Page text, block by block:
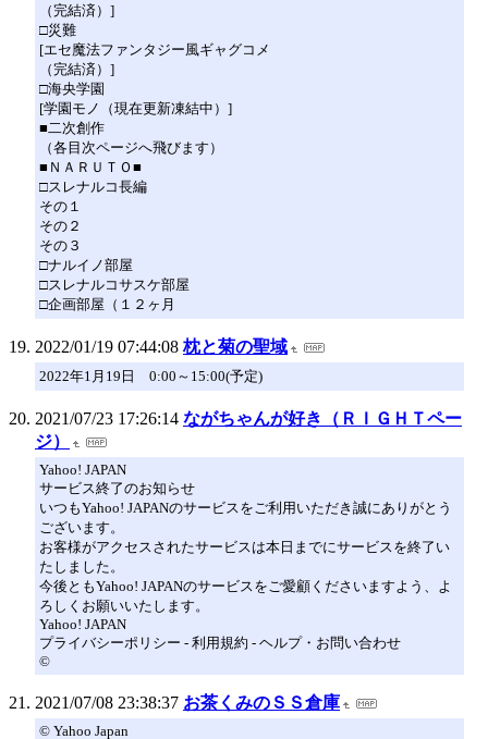
（完結済）]
□災難
[エセ魔法ファンタジー風ギャグコメ
（完結済）]
□海央学園
[学園モノ（現在更新凍結中）]
■二次創作
（各目次ページへ飛びます）
■ＮＡＲＵＴＯ■
□スレナルコ長編
その１
その２
その３
□ナルイノ部屋
□スレナルコサスケ部屋
□企画部屋（１２ヶ月
2022/01/19 07:44:08 枕と菊の聖域
2022年1月19日 0:00～15:00(予定)
2021/07/23 17:26:14 ながちゃんが好き（ＲＩＧＨＴペー
ジ）
Yahoo! JAPAN
サービス終了のお知らせ
いつもYahoo! JAPANのサービスをご利用いただき誠にありがとう
ございます。
お客様がアクセスされたサービスは本日までにサービスを終了い
たしました。
今後ともYahoo! JAPANのサービスをご愛顧くださいますよう、よ
ろしくお願いいたします。
Yahoo! JAPAN
プライバシーポリシー - 利用規約 - ヘルプ・お問い合わせ
©
2021/07/08 23:38:37 お茶くみのＳＳ倉庫
© Yahoo Japan